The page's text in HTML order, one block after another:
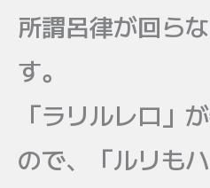
所謂呂律が回ら
す。
「ラリルレロ」
ので、「ルリも